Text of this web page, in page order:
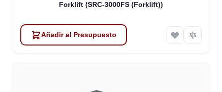
Forklift (SRC-3000FS (Forklift))
Añadir al Presupuesto